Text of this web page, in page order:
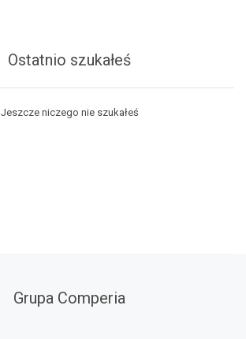
Ostatnio szukałeś
Jeszcze niczego nie szukałeś
Grupa Comperia